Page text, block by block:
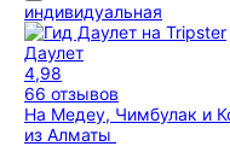
индивидуальная
Даулет
4,98
66 отзывов
На Медеу, Чимбулак и
из Алматы